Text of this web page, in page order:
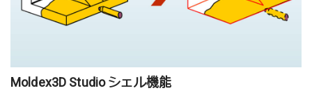
Moldex3D Studio シェル機能